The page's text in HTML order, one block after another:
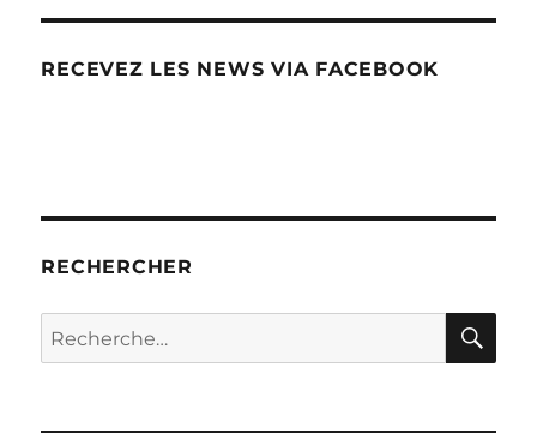
RECEVEZ LES NEWS VIA FACEBOOK
RECHERCHER
Recherche
pour :